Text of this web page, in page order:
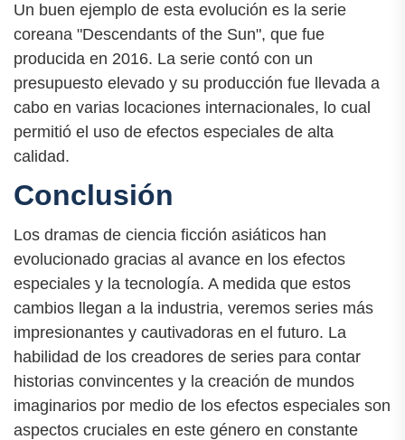
Un buen ejemplo de esta evolución es la serie
coreana "Descendants of the Sun", que fue
producida en 2016. La serie contó con un
presupuesto elevado y su producción fue llevada a
cabo en varias locaciones internacionales, lo cual
permitió el uso de efectos especiales de alta
calidad.
Conclusión
Los dramas de ciencia ficción asiáticos han
evolucionado gracias al avance en los efectos
especiales y la tecnología. A medida que estos
cambios llegan a la industria, veremos series más
impresionantes y cautivadoras en el futuro. La
habilidad de los creadores de series para contar
historias convincentes y la creación de mundos
imaginarios por medio de los efectos especiales son
aspectos cruciales en este género en constante